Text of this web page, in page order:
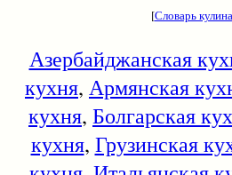
[Словарь
Азербайджанская
кухня, Армянская
кухня, Болгарская
кухня, Грузинская